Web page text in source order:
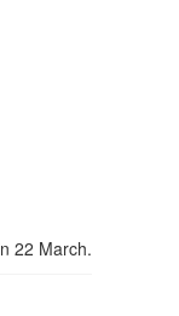
22 March.